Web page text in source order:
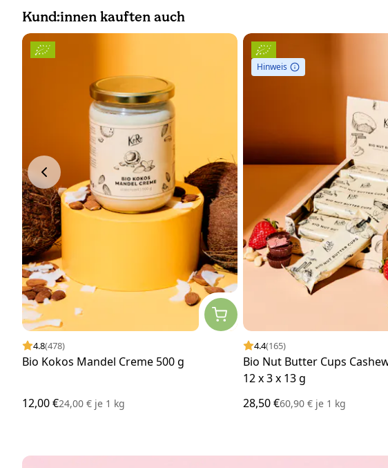
Kund:innen kauften auch
4.8(478)
Bio Kokos Mandel Creme 500 g
12,00 €24,00 € je 1 kg
Hinweis
4.4(165)
Bio Nut Butter Cups
12 x 3 x 13 g
28,50 €60,90 € je 1 kg